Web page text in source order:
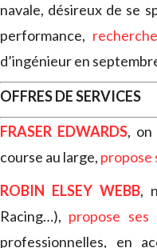
navale, désireux de se
performance, recherche
d’ingénieur en
OFFRES DE SERVICES
FRASER EDWARDS, on
course au large, propose
ROBIN ELSEY WEBB,
Racing…), propose ses
professionnelles, en